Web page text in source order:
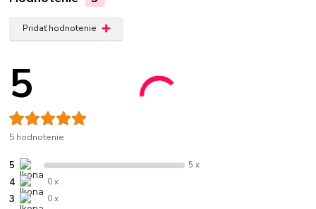
Pridať hodnotenie
5
5 hodnotenie
5 5 x
4 0 x
3 0 x